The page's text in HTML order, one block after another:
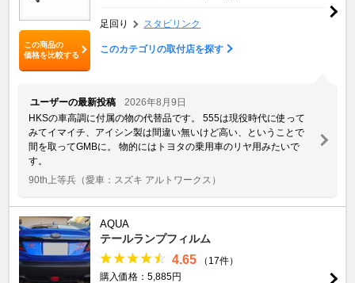
この商品の
価格を比較する
足回り スタビリンク
このカテゴリの取付店を探す
ユーザーの最新投稿
2026年8月9日
HKSの車高調に付属の物の代替品です。 555は現役時代に使って
みてイマイチ、アイシン製は間違い無いけど高い、ということで
間を取ってGMBに。 物的にはトヨタの乗用車のリヤ用みたいで
す。
90th上等兵 （愛車：スズキ アルトワークス）
AQUA
テールランプフィルム
4.65
（17件）
購入価格：5,885円